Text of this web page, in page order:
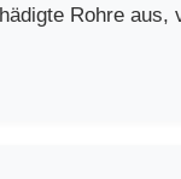
Rohre